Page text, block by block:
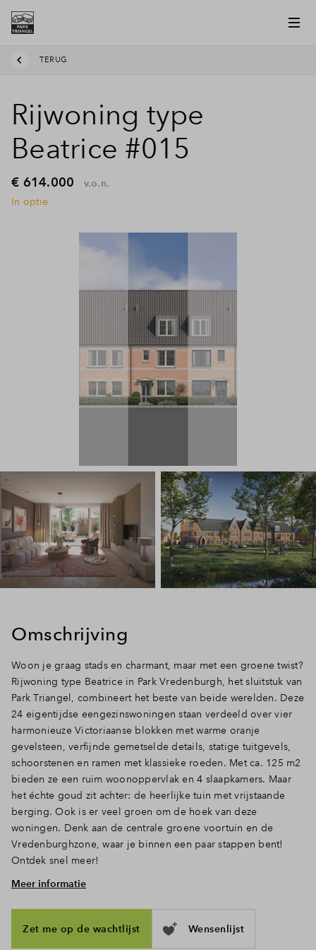
TERUG
Rijwoning type
Beatrice #015
€ 614.000
v.o.n.
In optie
Omschrijving
Woon je graag stads en charmant, maar met een groene twist?
Rijwoning type Beatrice in Park Vredenburgh, het sluitstuk van
Park Triangel, combineert het beste van beide werelden. Deze
24 eigentijdse eengezinswoningen staan verdeeld over vier
harmonieuze Victoriaanse blokken met warme oranje
gevelsteen, verfijnde gemetselde details, statige tuitgevels,
schoorstenen en ramen met klassieke roeden. Met ca. 125 m2
bieden ze een ruim woonoppervlak en 4 slaapkamers. Maar
het échte goud zit achter: de heerlijke tuin met vrijstaande
berging. Ook is er veel groen om de hoek van deze
woningen. Denk aan de centrale groene voortuin en de
Vredenburghzone, waar je binnen een paar stappen bent!
Ontdek snel meer!
Ruimte, licht en openslaande deuren naar de tuin
toilet en trapopgang loop je door naar het woongedeelte,
waar het daglicht door de hoge ramen en deuren rijkelijk
Meer informatie
Zet me op de wachtlijst Wensenlijst